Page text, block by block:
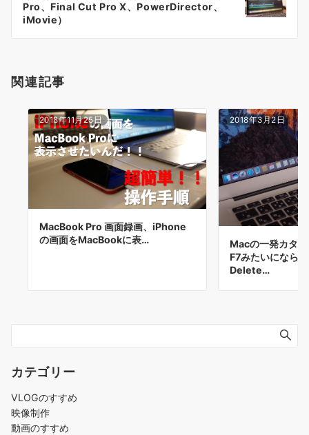
ン
Pro、Final Cut Pro X、PowerDirector、
iMovie）
関連記事
2018年11月25日
MacBook Pro 画面録画、iPhone
の画面をMacBookに表…
2018年3月2日
Macの一発カタ
F7みたいになら
Delete…
カテゴリー
VLOGのすすめ
映像制作
動画のすすめ